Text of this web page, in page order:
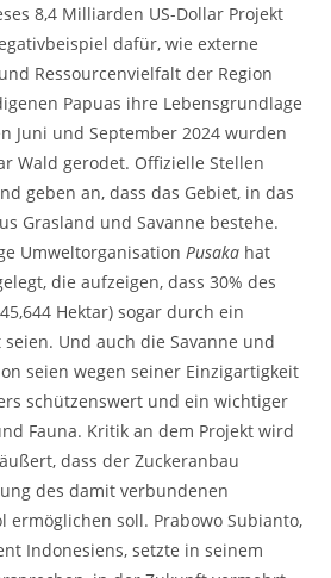
8,4 Milliarden US-Dollar Projekt
dafür, wie externe
Ressourcenvielfalt der Region
Papuas ihre Lebensgrundlage
Juni und September 2024 wurden
Wald gerodet. Offizielle Stellen
geben an, dass das Gebiet, in das
Grasland und Savanne bestehe.
Umweltorganisation Pusaka hat
die aufzeigen, dass 30% des
Hektar) sogar durch ein
Und auch die Savanne und
seien wegen seiner Einzigartigkeit
schützenswert und ein wichtiger
Fauna. Kritik an dem Projekt wird
dass der Zuckeranbau
des damit verbundenen
ermöglichen soll. Prabowo Subianto,
Indonesiens, setzte in seinem